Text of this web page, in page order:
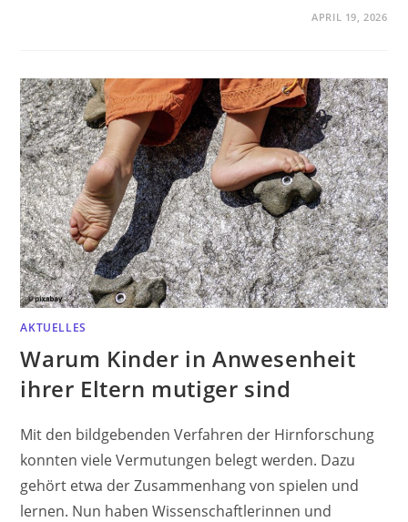
APRIL 19, 2026
AKTUELLES
Warum Kinder in Anwesenheit
ihrer Eltern mutiger sind
Mit den bildgebenden Verfahren der Hirnforschung
konnten viele Vermutungen belegt werden. Dazu
gehört etwa der Zusammenhang von spielen und
lernen. Nun haben Wissenschaftlerinnen und